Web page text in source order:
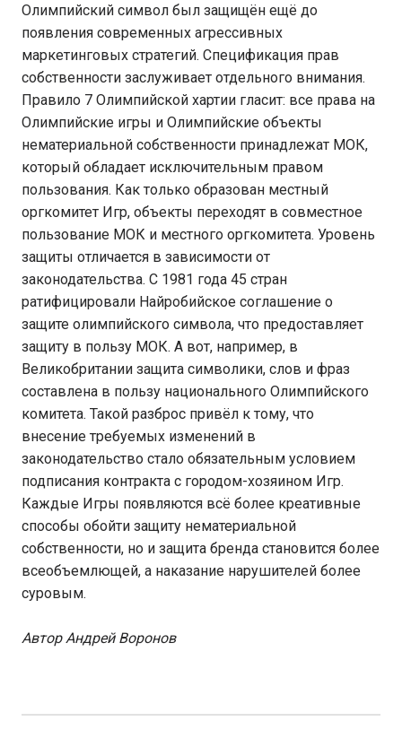
Олимпийский символ был защищён ещё до
появления современных агрессивных
маркетинговых стратегий. Спецификация прав
собственности заслуживает отдельного внимания.
Правило 7 Олимпийской хартии гласит: все права на
Олимпийские игры и Олимпийские объекты
нематериальной собственности принадлежат МОК,
который обладает исключительным правом
пользования. Как только образован местный
оргкомитет Игр, объекты переходят в совместное
пользование МОК и местного оргкомитета. Уровень
защиты отличается в зависимости от
законодательства. С 1981 года 45 стран
ратифицировали Найробийское соглашение о
защите олимпийского символа, что предоставляет
защиту в пользу МОК. А вот, например, в
Великобритании защита символики, слов и фраз
составлена в пользу национального Олимпийского
комитета. Такой разброс привёл к тому, что
внесение требуемых изменений в
законодательство стало обязательным условием
подписания контракта с городом-хозяином Игр.
Каждые Игры появляются всё более креативные
способы обойти защиту нематериальной
собственности, но и защита бренда становится более
всеобъемлющей, а наказание нарушителей более
суровым.
Автор Андрей Воронов